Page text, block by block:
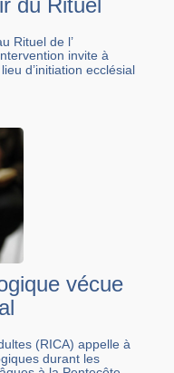
du Rituel
Rituel de l’
invite à
d’initiation ecclésial
vécue
(RICA) appelle à
durant les